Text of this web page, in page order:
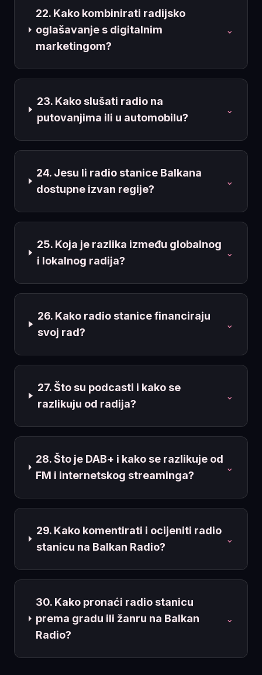
22. Kako kombinirati radijsko
oglašavanje s digitalnim
marketingom?
⌄
23. Kako slušati radio na
putovanjima ili u automobilu?
⌄
24. Jesu li radio stanice Balkana
dostupne izvan regije?
⌄
25. Koja je razlika između globalnog
i lokalnog radija?
⌄
26. Kako radio stanice financiraju
svoj rad?
⌄
27. Što su podcasti i kako se
razlikuju od radija?
⌄
28. Što je DAB+ i kako se razlikuje od
FM i internetskog streaminga?
⌄
29. Kako komentirati i ocijeniti radio
stanicu na Balkan Radio?
⌄
30. Kako pronaći radio stanicu
prema gradu ili žanru na Balkan
Radio?
⌄